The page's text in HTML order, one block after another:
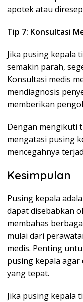
apotek atau
Tip 7: Konsultasi
Jika pusing kepala
semakin parah,
Konsultasi medis
mendiagnosis
memberikan
Dengan mengikuti
mengatasi pusing
mencegahnya
Kesimpulan
Pusing kepala
dapat disebabkan
membahas
mulai dari
medis. Penting
pusing kepala
yang tepat.
Jika pusing kepala